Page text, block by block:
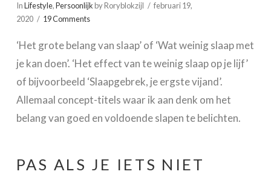
InLifestyle,Persoonlijk by Roryblokzijl
februari 19,
2020
19 Comments
‘Het grote belang van slaap’ of ‘Wat weinig slaap met
je kan doen’. ‘Het effect van te weinig slaap op je lijf’
of bijvoorbeeld ‘Slaapgebrek, je ergste vijand’.
Allemaal concept-titels waar ik aan denk om het
belang van goed en voldoende slapen te belichten.
PAS ALS JE IETS NIET